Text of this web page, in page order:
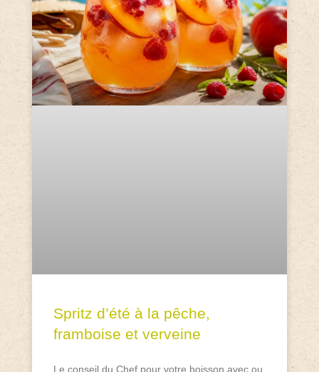
Spritz d’été à la pêche,
framboise et verveine
Le conseil du Chef pour votre boisson avec ou